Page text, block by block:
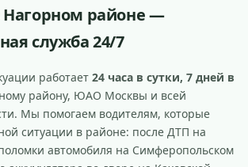
Нагорном районе —
служба 24/7
работает 24 часа в сутки, 7 дней в
району, ЮАО Москвы и всей
Мы помогаем водителям, которые
ситуации в районе: после ДТП на
автомобиля на Симферопольском